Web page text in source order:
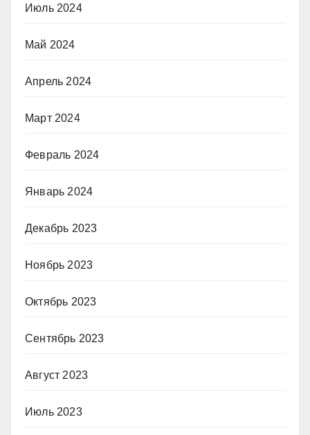
Июль 2024
Май 2024
Апрель 2024
Март 2024
Февраль 2024
Январь 2024
Декабрь 2023
Ноябрь 2023
Октябрь 2023
Сентябрь 2023
Август 2023
Июль 2023